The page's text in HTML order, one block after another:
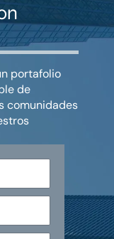
portafolio
de
comunidades